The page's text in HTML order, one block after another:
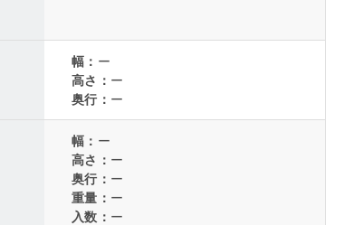
幅： ー
高さ： ー
奥行： ー
幅： ー
高さ： ー
奥行： ー
重量： ー
入数： ー